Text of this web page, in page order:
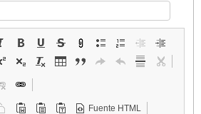
Fuente HTML